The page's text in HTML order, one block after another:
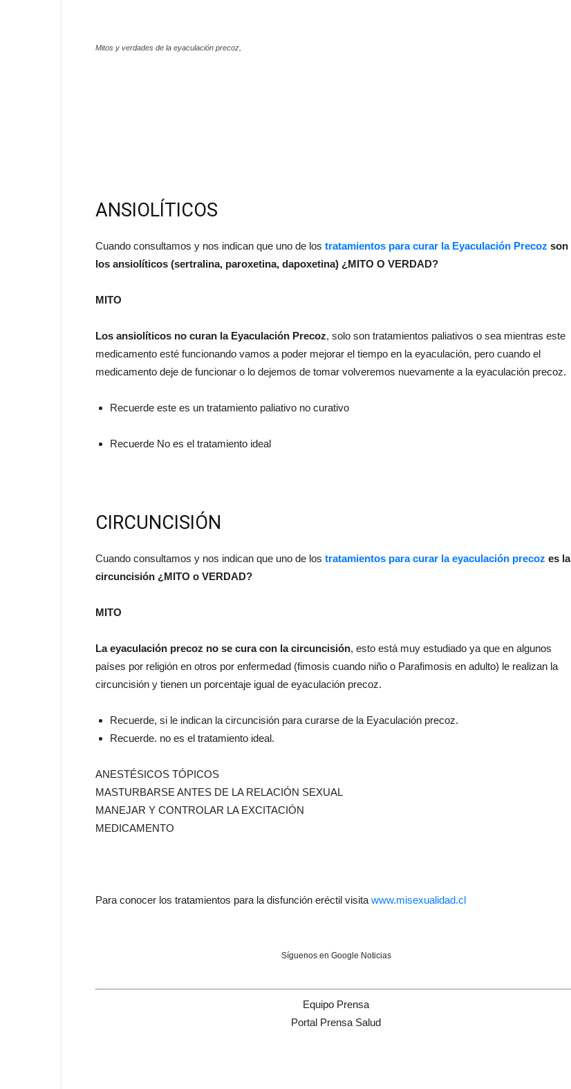
Mitos y verdades de la eyaculación precoz,
ANSIOLÍTICOS
Cuando consultamos y nos indican que uno de los tratamientos para curar la Eyaculación Precoz son
los ansiolíticos (sertralina, paroxetina, dapoxetina) ¿MITO O VERDAD?
MITO
Los ansiolíticos no curan la Eyaculación Precoz, solo son tratamientos paliativos o sea mientras este
medicamento esté funcionando vamos a poder mejorar el tiempo en la eyaculación, pero cuando el
medicamento deje de funcionar o lo dejemos de tomar volveremos nuevamente a la eyaculación precoz.
Recuerde este es un tratamiento paliativo no curativo
Recuerde No es el tratamiento ideal
CIRCUNCISIÓN
Cuando consultamos y nos indican que uno de los tratamientos para curar la eyaculación precoz es la
circuncisión ¿MITO o VERDAD?
MITO
La eyaculación precoz no se cura con la circuncisión, esto está muy estudiado ya que en algunos
países por religión en otros por enfermedad (fimosis cuando niño o Parafimosis en adulto) le realizan la
circuncisión y tienen un porcentaje igual de eyaculación precoz.
Recuerde, si le indican la circuncisión para curarse de la Eyaculación precoz.
Recuerde. no es el tratamiento ideal.
ANESTÉSICOS TÓPICOS
MASTURBARSE ANTES DE LA RELACIÓN SEXUAL
MANEJAR Y CONTROLAR LA EXCITACIÓN
MEDICAMENTO
Para conocer los tratamientos para la disfunción eréctil visita www.misexualidad.cl
Síguenos en Google Noticias
Equipo Prensa
Portal Prensa Salud